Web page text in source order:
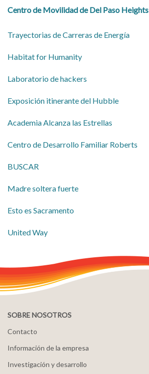
Centro de Movilidad de Del Paso Heights
Trayectorias de Carreras de Energía
Habitat for Humanity
Laboratorio de hackers
Exposición itinerante del Hubble
Academia Alcanza las Estrellas
Centro de Desarrollo Familiar Roberts
BUSCAR
Madre soltera fuerte
Esto es Sacramento
United Way
SOBRE NOSOTROS
Contacto
Información de la empresa
Investigación y desarrollo